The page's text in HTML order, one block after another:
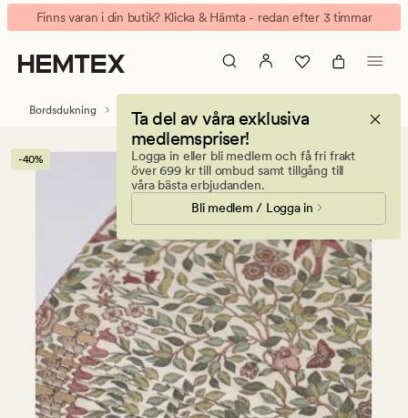
Castle
garden
pappersservetter
multi
Animerad
banner.
Klicka
på
att
pausa.
Finns varan i din butik? Klicka & Hämta - redan efter 3 timmar
Ta del av våra exklusiva
medlemspriser!
Logga in eller bli medlem och få fri frakt
över 699 kr till ombud samt tillgång till
våra bästa erbjudanden.
Bli medlem / Logga in
Bordsdukning Servetter Pappersservetter
-40%